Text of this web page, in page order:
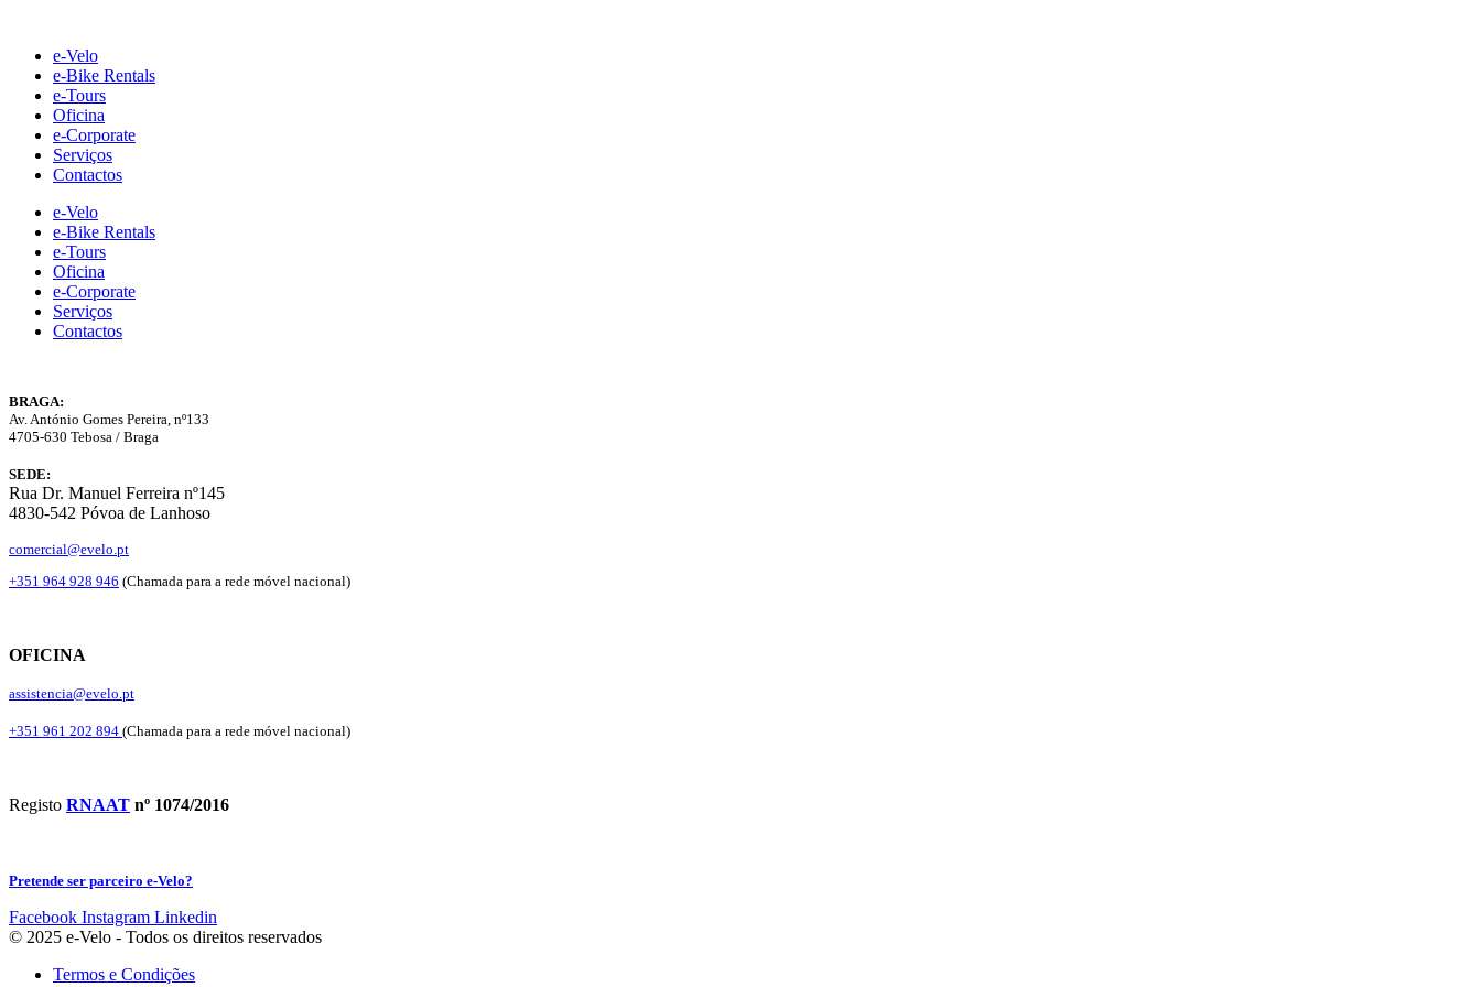
contente-Velo
e-Bike Rentals
e-Tours
Oficina
e-Corporate
Serviços
Contactos
e-Velo
e-Bike Rentals
e-Tours
Oficina
e-Corporate
Serviços
Contactos
BRAGA:
Av. António Gomes Pereira, nº133
4705-630 Tebosa / Braga
SEDE:
Rua Dr. Manuel Ferreira nº145
4830-542 Póvoa de Lanhoso
comercial@evelo.pt
+351 964 928 946 (Chamada para a rede móvel nacional)
OFICINA
assistencia@evelo.pt
+351 961 202 894 (Chamada para a rede móvel nacional)
Registo RNAAT nº 1074/2016
Pretende ser parceiro e-Velo?
Facebook Instagram Linkedin
© 2025 e-Velo - Todos os direitos reservados
Termos e Condições